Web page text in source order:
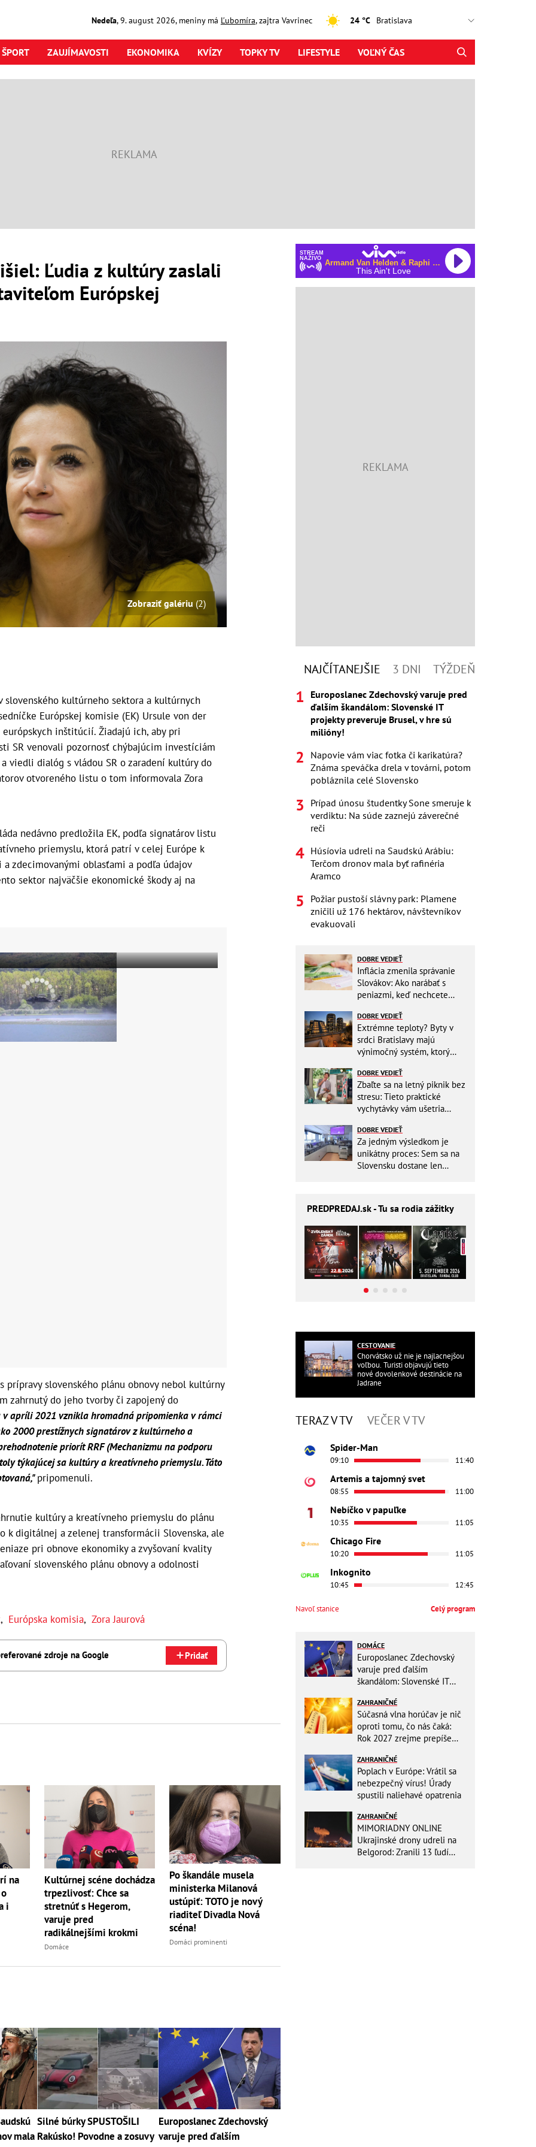
Nedeľa,9. august2026, meniny má Ľubomíra, zajtra Vavrinec 24 °C
ŠPORT ZAUJÍMAVOSTI EKONOMIKA KVÍZY TOPKY TV LIFESTYLE VOĽNÝ ČAS
Ľudia z kultúry zaslali
Európskej
Zobraziť galériu (2)
slovenského kultúrneho sektora a kultúrnych
Európskej komisie (EK) Ursule von der
inštitúcií. Žiadajú ich, aby pri
SR venovali pozornosť chýbajúcim investíciám
viedli dialóg s vládou SR o zaradení kultúry do
otvoreného listu o tom informovala Zora
nedávno predložila EK, podľa signatárov listu
priemyslu, ktorá patrí v celej Európe k
zdecimovanými oblasťami a podľa údajov
sektor najväčšie ekonomické škody aj na
prípravy slovenského plánu obnovy nebol kultúrny
zahrnutý do jeho tvorby či zapojený do
apríli 2021 vznikla hromadná pripomienka v rámci
2000 prestížnych signatárov z kultúrneho a
priorít RRF (Mechanizmu na podporu
týkajúcej sa kultúry a kreatívneho priemyslu. Táto
pripomenuli.
kultúry a kreatívneho priemyslu do plánu
k digitálnej a zelenej transformácii Slovenska, ale
pri obnove ekonomiky a zvyšovaní kvality
slovenského plánu obnovy a odolnosti
, Európska komisia, Zora Jaurová
zdroje na Google Pridať
na
i
Kultúrnej scéne dochádza
trpezlivosť: Chce sa
stretnúť s Hegerom,
varuje pred
radikálnejšími krokmi
Domáce
Po škandále musela
ministerka Milanová
ustúpiť: TOTO je nový
riaditeľ Divadla Nová
scéna!
Domáci prominenti
mala
Silné búrky SPUSTOŠILI
Rakúsko! Povodne a zosuvy
Europoslanec Zdechovský
varuje pred ďalším
STREAM
NAŽIVO
Armand Van Helden & Raphi & George Reid
This Ain't Love
NAJČÍTANEJŠIE 3 DNI TÝŽDEŇ
Europoslanec Zdechovský varuje pred
ďalším škandálom: Slovenské IT
projekty preveruje Brusel, v hre sú
milióny!
Napovie vám viac fotka či karikatúra?
Známa speváčka drela v továrni, potom
pobláznila celé Slovensko
Prípad únosu študentky Sone smeruje k
verdiktu: Na súde zaznejú záverečné
reči
Húsíovia udreli na Saudskú Arábiu:
Terčom dronov mala byť rafinéria
Aramco
Požiar pustoší slávny park: Plamene
zničili už 176 hektárov, návštevníkov
evakuovali
DOBRE VEDIEŤ
Inflácia zmenila správanie
Slovákov: Ako narábať s
peniazmi, keď nechcete
DOBRE VEDIEŤ
Extrémne teploty? Byty v
srdci Bratislavy majú
výnimočný systém, ktorý
DOBRE VEDIEŤ
Zbaľte sa na letný piknik bez
stresu: Tieto praktické
vychytávky vám ušetria
DOBRE VEDIEŤ
Za jedným výsledkom je
unikátny proces: Sem sa na
Slovensku dostane len
PREDPREDAJ.sk - Tu sa rodia zážitky
CESTOVANIE
Chorvátsko už nie je najlacnejšou
voľbou. Turisti objavujú tieto
nové dovolenkové destinácie na
Jadrane
TERAZ V TV VEČER V TV
Spider-Man
09:10 11:40
Artemis a tajomný svet
08:55 11:00
Nebíčko v papuľke
10:35 11:05
Chicago Fire
10:20 11:05
Inkognito
10:45 12:45
Navoľ stanice Celý program
DOMÁCE
Europoslanec Zdechovský
varuje pred ďalším
škandálom: Slovenské IT
hre sú milióny!
ZAHRANIČNÉ
Súčasná vlna horúčav je nič
oproti tomu, čo nás čaká:
Rok 2027 zrejme prepíše
ZAHRANIČNÉ
Poplach v Európe: Vrátil sa
nebezpečný vírus! Úrady
spustili naliehavé opatrenia
ZAHRANIČNÉ
MIMORIADNY ONLINE
Ukrajinské drony udreli na
Belgorod: Zranili 13 ľudí